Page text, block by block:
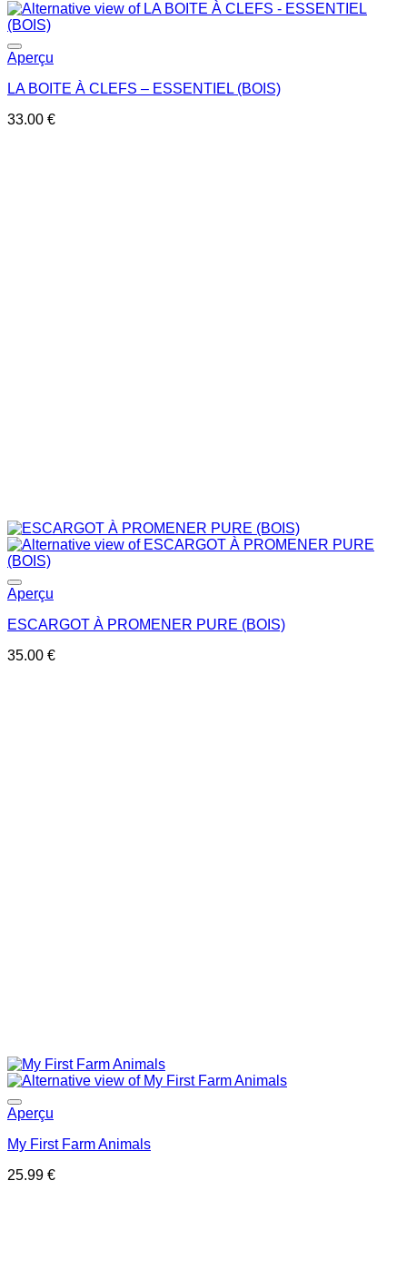
Aperçu
LA BOITE À CLEFS – ESSENTIEL (BOIS)
33.00 €
Aperçu
ESCARGOT À PROMENER PURE (BOIS)
35.00 €
Aperçu
My First Farm Animals
25.99 €